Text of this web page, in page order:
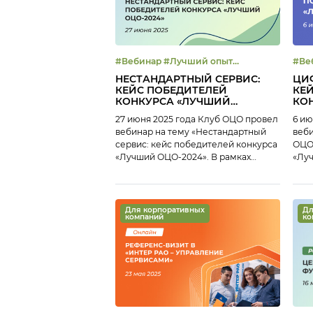
#Вебинар #Лучший опыт
#Развитие ОЦО
НЕСТАНДАРТНЫЙ СЕРВИС:
КЕЙС ПОБЕДИТЕЛЕЙ
КОНКУРСА «ЛУЧШИЙ
27 июня 2025 года Клуб ОЦО провел
вебинар на тему «Нестандартный
сервис: кейс победителей конкурса
«Лучший ОЦО-2024». В рамках
победителя конкурса «Лучший
номинации «Нестандартный
сервис» — Блок Поддержка бизнеса
Х5 Group. Портфель «Поддержка
бизнеса» X5 Group широко
представлен нестандартными
сервисами: Наталья Гайнуллина,
финансовый директор, Х5
Поддержка Бизнеса, и Юлия
Шилина, начальник […]
6
Для корпоративных
компаний